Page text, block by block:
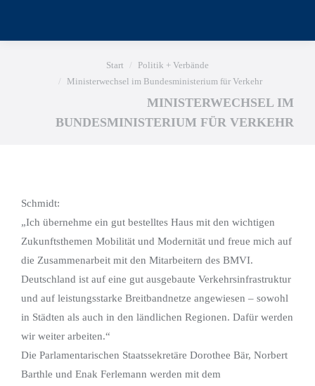
Sie befinden sich hier:
Start
Politik + Verbände
Ministerwechsel im Bundesministerium für Verkehr
MINISTERWECHSEL IM
BUNDESMINISTERIUM FÜR VERKEHR
Schmidt:
„Ich übernehme ein gut bestelltes Haus mit den wichtigen
Zukunftsthemen Mobilität und Modernität und freue mich auf
die Zusammenarbeit mit den Mitarbeitern des BMVI.
Deutschland ist auf eine gut ausgebaute Verkehrsinfrastruktur
und auf leistungsstarke Breitbandnetze angewiesen – sowohl
in Städten als auch in den ländlichen Regionen. Dafür werden
wir weiter arbeiten.“
Die Parlamentarischen Staatssekretäre Dorothee Bär, Norbert
Barthle und Enak Ferlemann werden mit dem